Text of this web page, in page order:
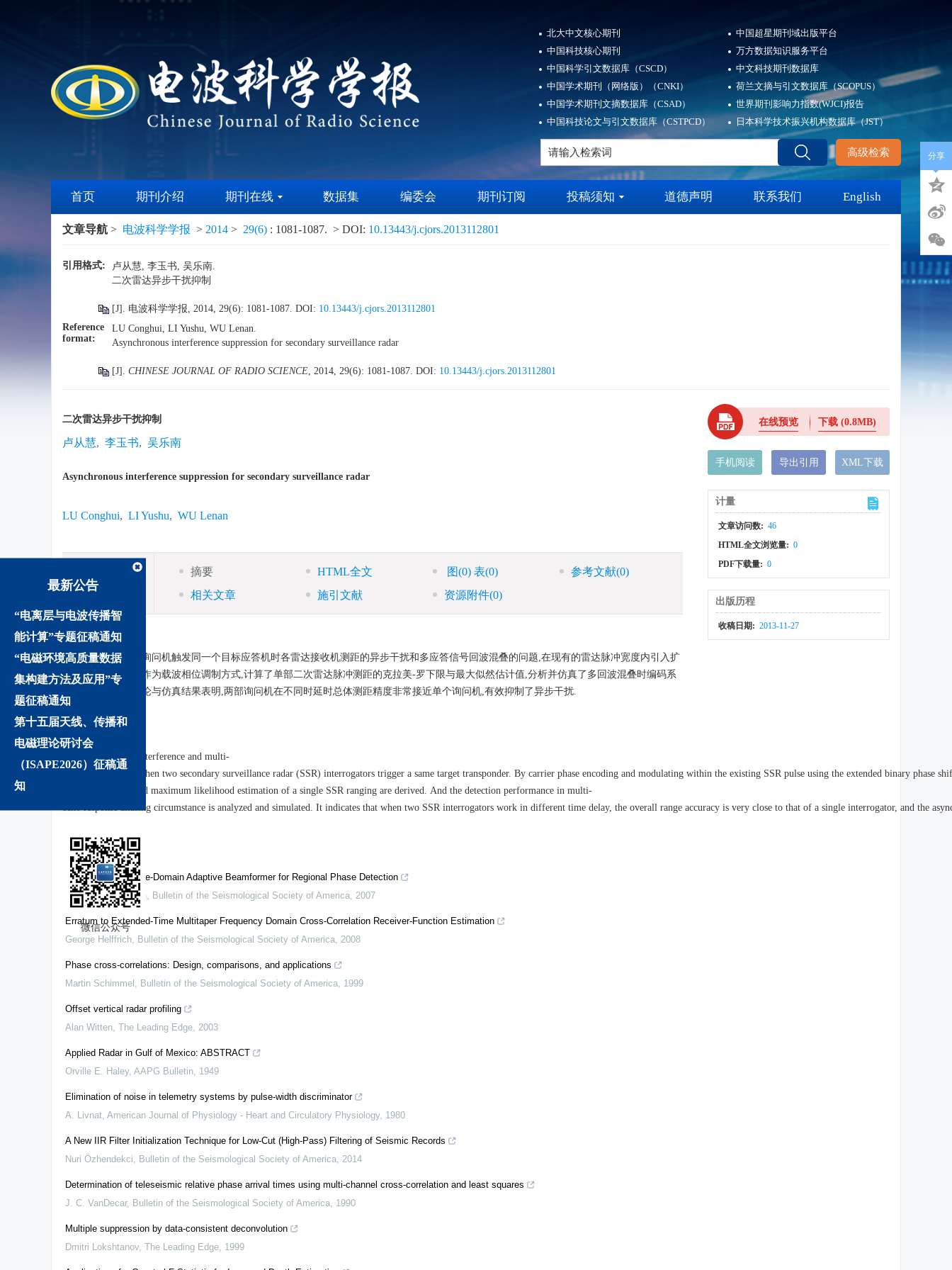
北大中文核心期刊
中国科技核心期刊
中国科学引文数据库（CSCD）
中国学术期刊（网络版）（CNKI）
中国学术期刊文摘数据库（CSAD）
中国科技论文与引文数据库（CSTPCD）
中国超星期刊域出版平台
万方数据知识服务平台
中文科技期刊数据库
荷兰文摘与引文数据库（SCOPUS）
世界期刊影响力指数(WJCI)报告
日本科学技术振兴机构数据库（JST）
高级检索
首页 期刊介绍 期刊在线 数据集 编委会 期刊订阅 投稿须知 道德声明 联系我们 English
最新公告
“电离层与电波传播智
能计算”专题征稿通知
“电磁环境高质量数据
集构建方法及应用”专
题征稿通知
第十五届天线、传播和
电磁理论研讨会
（ISAPE2026）征稿通
知
微信公众号
文章导航 > 电波科学学报 > 2014 > 29(6) : 1081-1087. > DOI: 10.13443/j.cjors.2013112801
10.13443/j.cjors.2013112801
引用格式:
卢从慧, 李玉书, 吴乐南.
二次雷达异步干扰抑制
[J]. 电波科学学报, 2014, 29(6): 1081-1087. DOI: 10.13443/j.cjors.2013112801
Reference
format:
LU Conghui, LI Yushu, WU Lenan.
Asynchronous interference suppression for secondary surveillance radar
[J]. CHINESE JOURNAL OF RADIO SCIENCE, 2014, 29(6): 1081-1087. DOI: 10.13443/j.cjors.2013112801
二次雷达异步干扰抑制
卢从慧, 李玉书, 吴乐南
Asynchronous interference suppression for secondary surveillance radar
LU Conghui, LI Yushu, WU Lenan
摘要
摘要 HTML全文 图(0) 表(0) 参考文献(0)
相关文章
施引文献 资源附件(0)
摘要:
针对两部二次雷达询问机触发同一个目标应答机时各雷达接收机测距的异步干扰和多应答信号回波混叠的问题,在现有的雷达脉冲宽度内引入扩
展的二元相移键控作为载波相位调制方式,计算了单部二次雷达脉冲测距的克拉美-罗下限与最大似然估计值,分析并仿真了多回波混叠时编码系
统的检测性能．理论与仿真结果表明 ,两部询问机在不同时延时总体测距精度非常接近单个询问机,有效抑制了异步干扰.
Abstract:
The asynchronous interference and multi-
echo aliasing exist when two secondary surveillance radar (SSR) interrogators trigger a same target transponder. By carrier phase encoding and modulating within the existing SSR pulse using the extended binary phase
Rao lower bound and maximum likelihood estimation of a single SSR ranging are derived. And the detection performance in multi-
echo response aliasing circumstance is analyzed and simulated. It indicates that when two SSR interrogators work in different time delay, the overall range accuracy is very close to that of a single interrogator, and the
We recommend
Evaluation of a Time-Domain Adaptive Beamformer for Regional Phase Detection
Keith L. McLaughlin, Bulletin of the Seismological Society of America, 2007
Erratum to Extended-Time Multitaper Frequency Domain Cross-Correlation Receiver-Function Estimation
George Helffrich, Bulletin of the Seismological Society of America, 2008
Phase cross-correlations: Design, comparisons, and applications
Martin Schimmel , Bulletin of the Seismological Society of America, 1999
Offset vertical radar profiling
Alan Witten, The Leading Edge, 2003
Applied Radar in Gulf of Mexico: ABSTRACT
Orville E. Haley, AAPG Bulletin, 1949
Elimination of noise in telemetry systems by pulse-width discriminator
A. Livnat, American Journal of Physiology - Heart and Circulatory Physiology, 1980
A New IIR Filter Initialization Technique for Low‐Cut (High‐Pass) Filtering of Seismic Records
Nuri Özhendekci, Bulletin of the Seismological Society of America, 2014
Determination of teleseismic relative phase arrival times using multi-channel cross-correlation and least squares
J. C. VanDecar, Bulletin of the Seismological Society of America, 1990
Multiple suppression by data-consistent deconvolution
Dmitri Lokshtanov, The Leading Edge, 1999
在线预览 下载(0.8MB)
手机阅读 导出引用 XML下载
计量
文章访问数: 46
HTML全文浏览量: 0
PDF下载量: 0
出版历程
收稿日期: 2013-11-27
分享